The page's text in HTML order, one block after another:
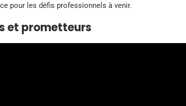
pour les défis professionnels à venir.
et prometteurs